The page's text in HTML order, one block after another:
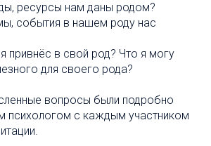
ресурсы нам даны родом?
события в нашем роду нас
привнёс в свой род? Что я могу
для своего рода?
вопросы были подробно
психологом с каждым участником